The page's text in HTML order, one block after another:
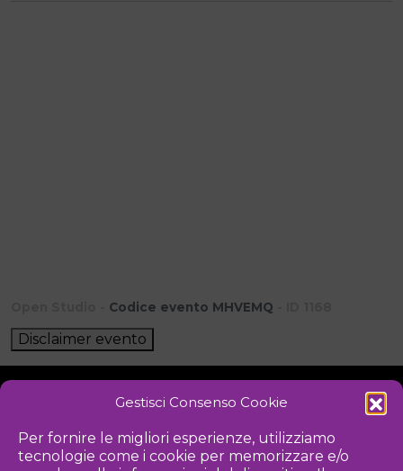
Gestisci Consenso Cookie
Per fornire le migliori esperienze, utilizziamo
tecnologie come i cookie per memorizzare e/o
Codice evento MHVEMQ
Disclaimer evento
PRIVACY POLICY